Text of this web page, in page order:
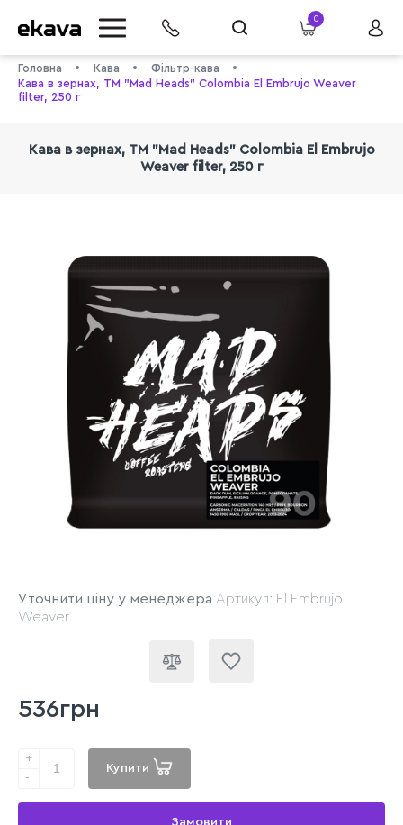
0
Головна Кава
Фільтр-кава
Кава в зернах, ТМ "Mad Heads" Colombia El Embrujo Weaver
filter, 250 г
Кава в зернах, ТМ "Mad Heads" Colombia El Embrujo
Weaver filter, 250 г
Уточнити ціну у менеджера Артикул: El Embrujo
Weaver
536грн
+
-
Купити
Замовити